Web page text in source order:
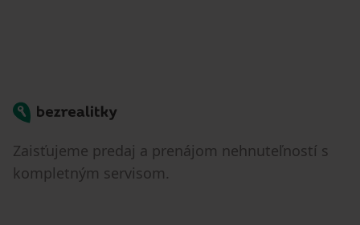
Bezrealitky
Zaisťujeme predaj a prenájom nehnuteľností s
kompletným servisom.